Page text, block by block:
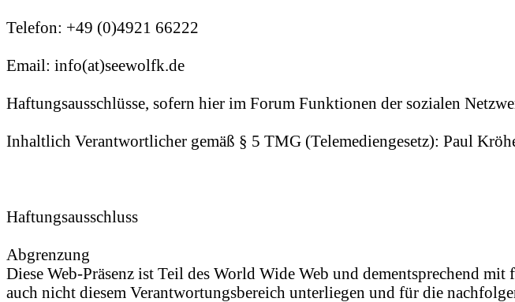
Telefon: +49 (0)4921 66222
Email: info(at)seewolfk.de
Haftungsausschlüsse, sofern hier im Forum Funktionen der sozialen
Inhaltlich Verantwortlicher gemäß § 5 TMG (Telemediengesetz): Paul
Haftungsausschluss
Abgrenzung
Diese Web-Präsenz ist Teil des World Wide Web und dementsprechend
auch nicht diesem Verantwortungsbereich unterliegen und für die